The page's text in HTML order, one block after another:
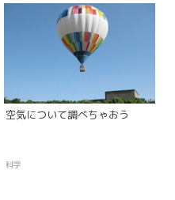
空気について調べちゃおう
科学